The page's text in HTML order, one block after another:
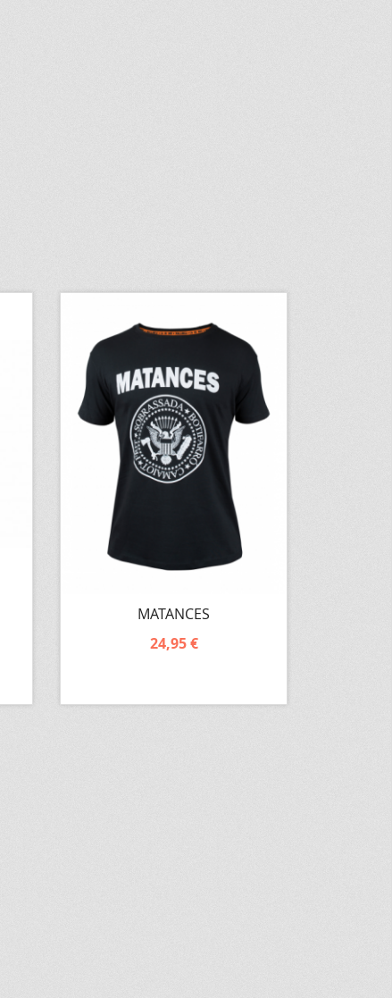
MATANCES
24,95 €